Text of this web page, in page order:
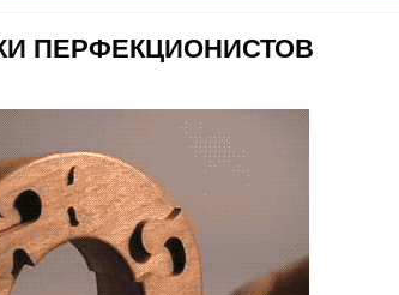
ПЕРФЕКЦИОНИСТОВ